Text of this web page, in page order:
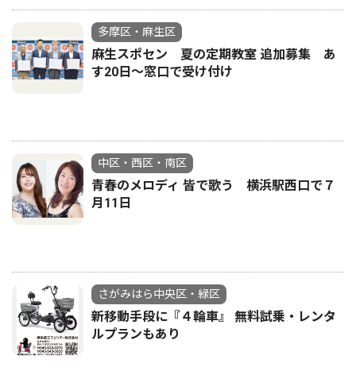
多摩区・麻生区
麻生スポセン 夏の定期教室 追加募集 あ
す20日〜窓口で受け付け
中区・西区・南区
青春のメロディ 皆で歌う 横浜駅西口で７
月11日
さがみはら中央区・緑区
新移動手段に『４輪車』 無料試乗・レンタ
ルプランもあり